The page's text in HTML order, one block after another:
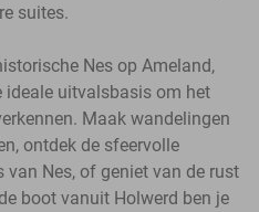
suites.
Nes op Ameland,
ideale uitvalsbasis om het
Maak wandelingen
ontdek de sfeervolle
Nes, of geniet van de rust
boot vanuit Holwerd ben je